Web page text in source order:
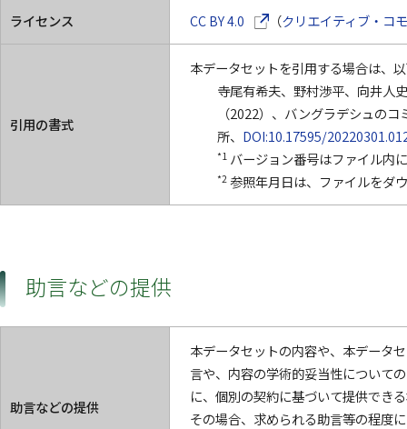
ライセンス CC BY 4.0 （別ウインドウで開きます
（クリエイティブ・コ
引用の書式
本データセットを引用する場合は、
寺尾有希夫、野村渉平、向井人
（2022）、バングラデシュのコ
所、 DOI:10.17595/
*1 バージョン番号はファイル内
*2 参照年月日は、ファイルをダ
助言などの提供
助言などの提供
本データセットの内容や、本データ
言や、内容の学術的妥当性について
に、個別の契約に基づいて提供でき
その場合、求められる助言等の程度